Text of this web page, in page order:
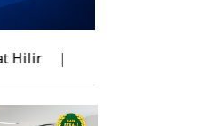
30 Petani JARINGPEDAS